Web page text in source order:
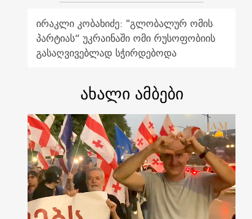
ირაკლი კობახიძე: "გლობალურ ომის
პარტიას“ უკრაინაში ომი რუსოფობიის
გასაღვივებლად სჭირდებოდა
ახალი ამბები